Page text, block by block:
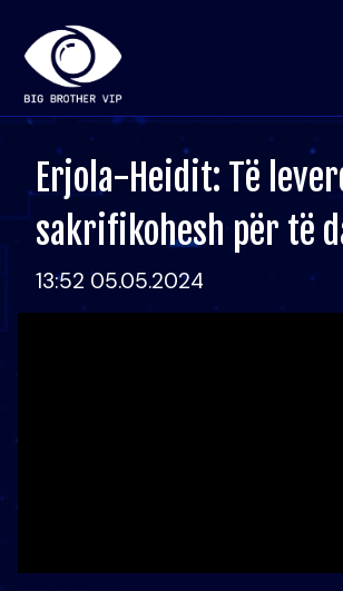
Erjola-Heidit: Të
sakrifikohesh për të
13:52 05.05.2024